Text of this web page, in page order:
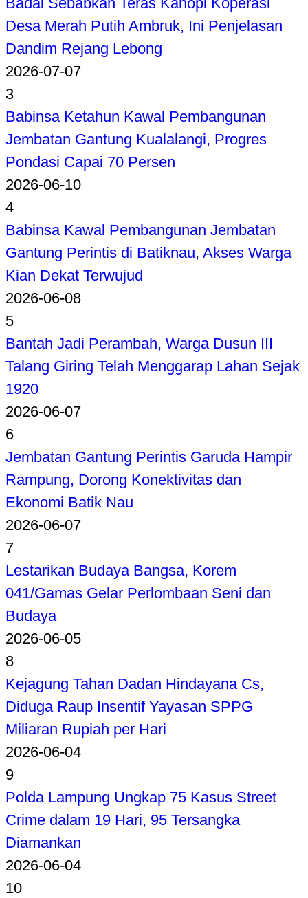
Desa Merah Putih Ambruk, Ini Penjelasan
Dandim Rejang Lebong
2026-07-07
3
Babinsa Ketahun Kawal Pembangunan
Jembatan Gantung Kualalangi, Progres
Pondasi Capai 70 Persen
2026-06-10
4
Babinsa Kawal Pembangunan Jembatan
Gantung Perintis di Batiknau, Akses Warga
Kian Dekat Terwujud
2026-06-08
5
Bantah Jadi Perambah, Warga Dusun III
Talang Giring Telah Menggarap Lahan Sejak
1920
2026-06-07
6
Jembatan Gantung Perintis Garuda Hampir
Rampung, Dorong Konektivitas dan
Ekonomi Batik Nau
2026-06-07
7
Lestarikan Budaya Bangsa, Korem
041/Gamas Gelar Perlombaan Seni dan
Budaya
2026-06-05
8
Kejagung Tahan Dadan Hindayana Cs,
Diduga Raup Insentif Yayasan SPPG
Miliaran Rupiah per Hari
2026-06-04
9
Polda Lampung Ungkap 75 Kasus Street
Crime dalam 19 Hari, 95 Tersangka
Diamankan
2026-06-04
10